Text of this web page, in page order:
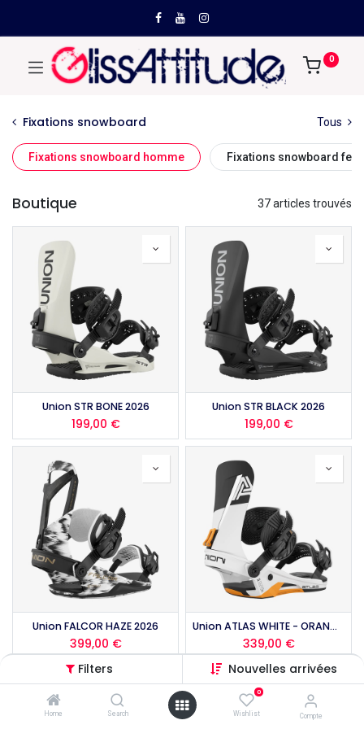
Filters Nouvelles arrivées
Home Search
0
Wishlist Compte
0
Fixations snowboard Tous
Fixations snowboard homme Fixations snowboard
Boutique 37 articles trouvés
Union STR BONE 2026
199,00 €
Union STR BLACK 2026
199,00 €
Union FALCOR HAZE 2026
399,00 €
Union ATLAS WHITE - ORANGE 2026
339,00 €